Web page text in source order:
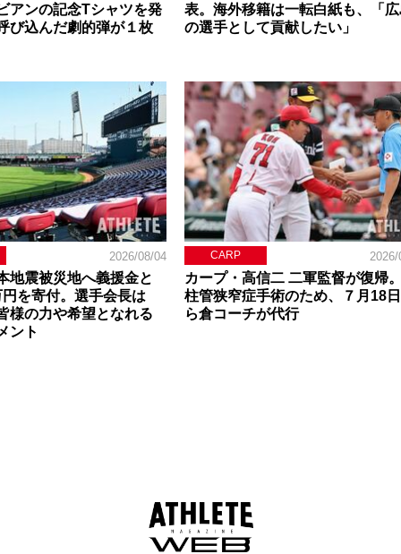
アンの記念Tシャツを発
び込んだ劇的弾が１枚
表。海外移籍は一転白紙も、「広
の選手として貢献したい」
2026/08/04
地震被災地へ義援金と
を寄付。選手会長は
様の力や希望となれる
ント
CARP
カープ・高信二 二軍監督が復帰
柱管狭窄症手術のため、７月18
ら倉コーチが代行